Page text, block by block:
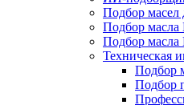
Подбор масел
Подбор масла
Подбор масла
Техническая
Подбор
Подбор